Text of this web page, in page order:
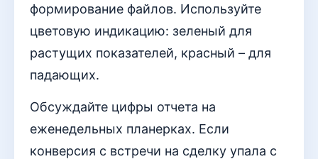
формирование файлов. Используйте
цветовую индикацию: зеленый для
растущих показателей, красный – для
падающих.
Обсуждайте цифры отчета на
еженедельных планерках. Если
конверсия с встречи на сделку упала с